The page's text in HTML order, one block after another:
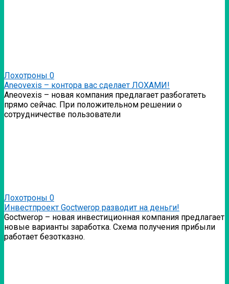
Лохотроны 0
Аneovexis – контора вас сделает ЛОХАМИ!
Аneovexis – новая компания предлагает разбогатеть
прямо сейчас. При положительном решении о
сотрудничестве пользователи
Лохотроны 0
Инвестпроект Goctwerop разводит на деньги!
Goctwerop – новая инвестиционная компания предлагает
новые варианты заработка. Схема получения прибыли
работает безотказно.